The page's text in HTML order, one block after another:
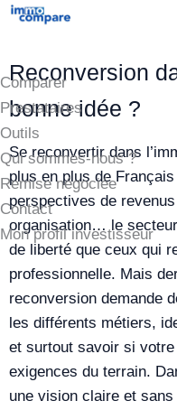
Aller
contenu
Comparer
Prestataires
Outils
Qui sommes-nous ?
Remise négociée
Contact
Mon profil investisseur
Reconversion
bonne idée ?
Se reconvertir dans
plus en plus de
perspectives de
organisation… le
de liberté que ceux qui
professionnelle. Mais
reconversion demande
les différents métiers,
et surtout savoir si
exigences du terrain.
une vision claire et